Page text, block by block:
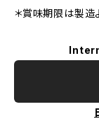
＊賞味期限は製造